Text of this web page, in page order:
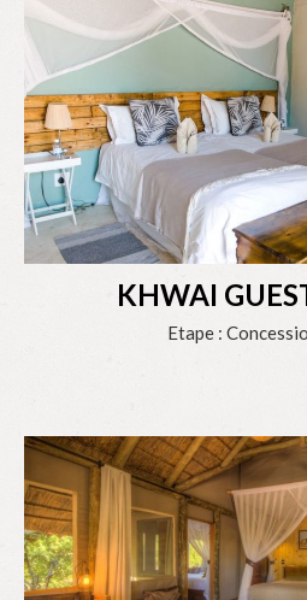
KHWAI
Etape :